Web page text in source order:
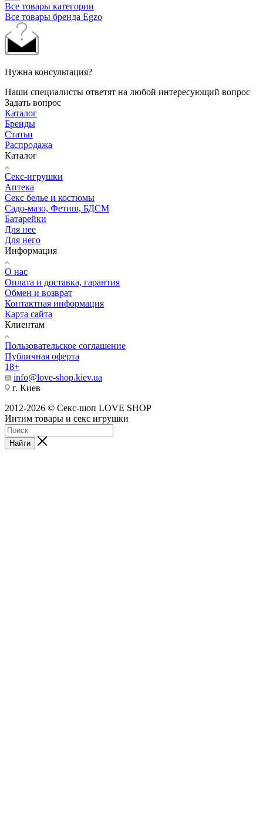
Все товары категории
Все товары бренда Egzo
Нужна консультация?
Наши специалисты ответят на любой интересующий вопрос
Задать вопрос
Каталог
Бренды
Статьи
Распродажа
Каталог
Секс-игрушки
Аптека
Секс белье и костюмы
Садо-мазо, Фетиш, БДСМ
Батарейки
Для нее
Для него
Информация
О нас
Оплата и доставка, гарантия
Обмен и возврат
Контактная информация
Карта сайта
Клиентам
Пользовательское соглашение
Публичная оферта
18+
info@love-shop.kiev.ua
г. Киев
2012-2026 © Секс-шоп LOVE SHOP
Интим товары и секс игрушки
Найти